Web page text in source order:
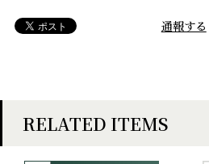
通報する
RELATED ITEMS